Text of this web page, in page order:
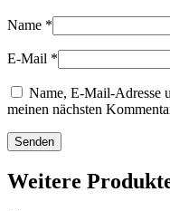
Name *
E-Mail *
Name, E-Mail-Adresse
meinen nächsten
Weitere